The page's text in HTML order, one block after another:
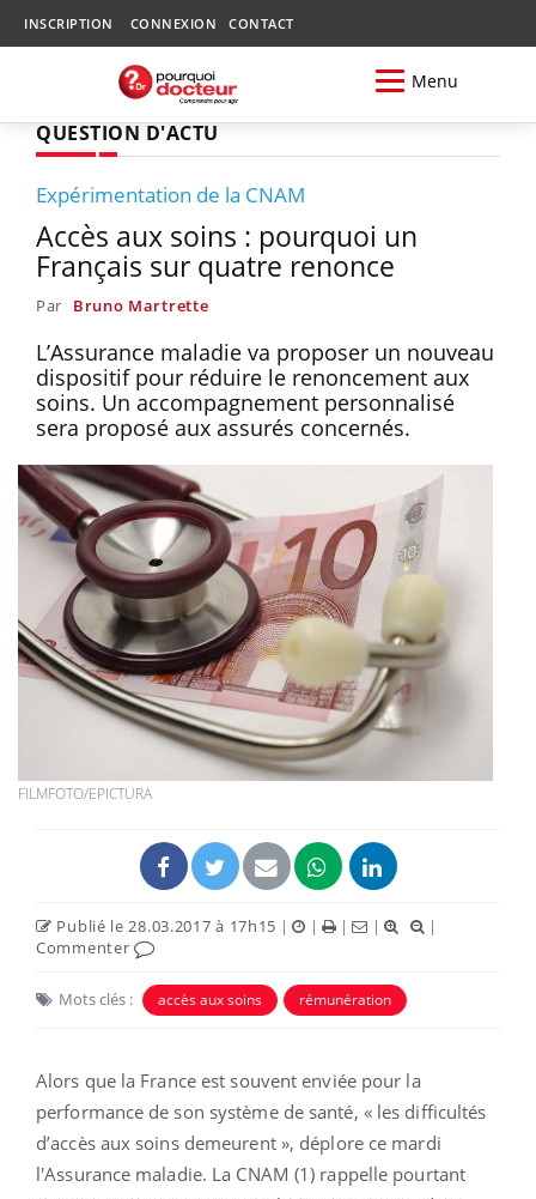
INSCRIPTION CONNEXION CONTACT
Menu
QUESTION D'ACTU
Expérimentation de la CNAM
Accès aux soins : pourquoi un
Français sur quatre renonce
Par Bruno Martrette
L’Assurance maladie va proposer un nouveau
dispositif pour réduire le renoncement aux
soins. Un accompagnement personnalisé
sera proposé aux assurés concernés.
FILMFOTO/EPICTURA
Publié le 28.03.2017 à 17h15 | | | |
|
Commenter
Mots clés : accès aux soins rémunération
Alors que la France est souvent enviée pour la
performance de son système de santé, « les difficultés
d’accès aux soins demeurent », déplore ce mardi
l'Assurance maladie. La CNAM (1) rappelle pourtant